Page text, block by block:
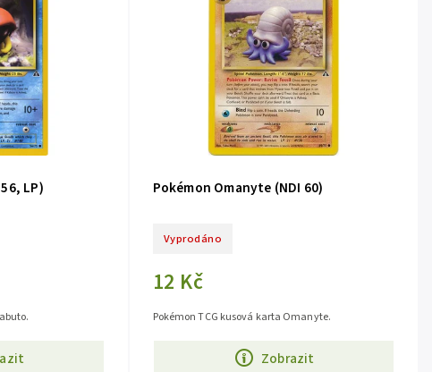
LP) Pokémon Omanyte (NDI 60)
Vyprodáno
12 Kč
Zobrazit
Pokémon TCG kusová karta Omanyte.